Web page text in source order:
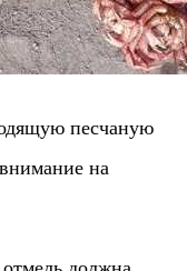
песчаную
на